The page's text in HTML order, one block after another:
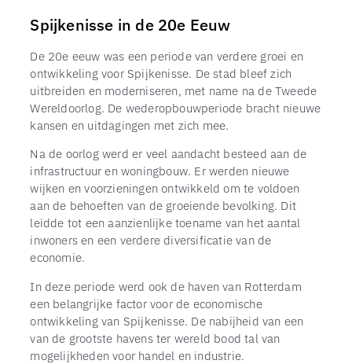
Spijkenisse in de 20e Eeuw
De 20e eeuw was een periode van verdere groei en
ontwikkeling voor Spijkenisse. De stad bleef zich
uitbreiden en moderniseren, met name na de Tweede
Wereldoorlog. De wederopbouwperiode bracht nieuwe
kansen en uitdagingen met zich mee.
Na de oorlog werd er veel aandacht besteed aan de
infrastructuur en woningbouw. Er werden nieuwe
wijken en voorzieningen ontwikkeld om te voldoen
aan de behoeften van de groeiende bevolking. Dit
leidde tot een aanzienlijke toename van het aantal
inwoners en een verdere diversificatie van de
economie.
In deze periode werd ook de haven van Rotterdam
een belangrijke factor voor de economische
ontwikkeling van Spijkenisse. De nabijheid van een
van de grootste havens ter wereld bood tal van
mogelijkheden voor handel en industrie.